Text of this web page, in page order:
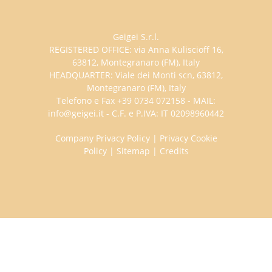
Geigei S.r.l.
REGISTERED OFFICE: via Anna Kuliscioff 16,
63812, Montegranaro (FM), Italy
HEADQUARTER: Viale dei Monti scn, 63812,
Montegranaro (FM), Italy
Telefono e Fax +39 0734 072158 - MAIL:
info@geigei.it - C.F. e P.IVA: IT 02098960442
Company Privacy Policy| Privacy Cookie
Policy| Sitemap | Credits